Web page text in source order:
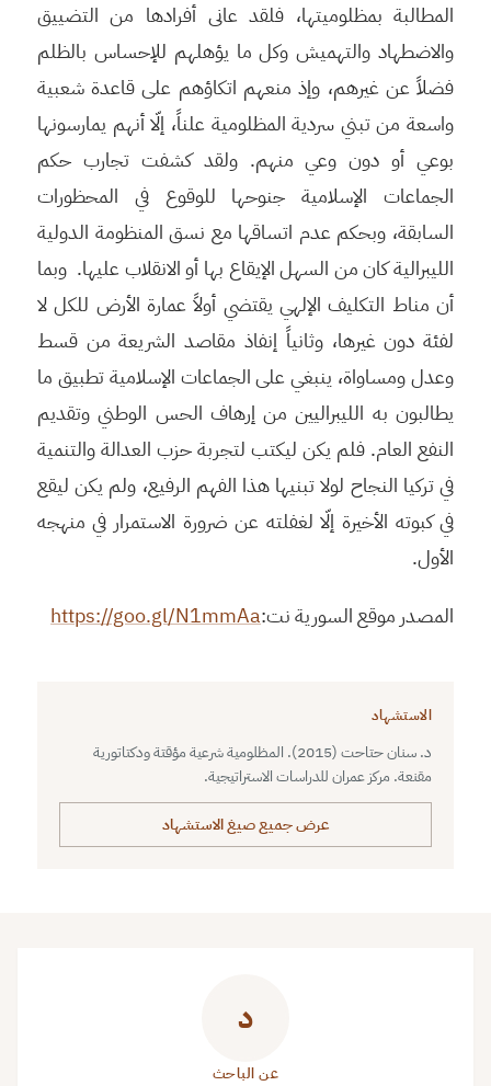
المطالبة بمظلوميتها، فلقد عانى أفرادها من التضييق
والاضطهاد والتهميش وكل ما يؤهلهم للإحساس بالظلم
فضلاً عن غيرهم، وإذ منعهم اتكاؤهم على قاعدة شعبية
واسعة من تبني سردية المظلومية علناً، إلّا أنهم يمارسونها
بوعي أو دون وعي منهم. ولقد كشفت تجارب حكم
الجماعات الإسلامية جنوحها للوقوع في المحظورات
السابقة، وبحكم عدم اتساقها مع نسق المنظومة الدولية
الليبرالية كان من السهل الإيقاع بها أو الانقلاب عليها. وبما
أن مناط التكليف الإلهي يقتضي أولاً عمارة الأرض للكل لا
لفئة دون غيرها، وثانياً إنفاذ مقاصد الشريعة من قسط
وعدل ومساواة، ينبغي على الجماعات الإسلامية تطبيق ما
يطالبون به الليبراليين من إرهاف الحس الوطني وتقديم
النفع العام. فلم يكن ليكتب لتجربة حزب العدالة والتنمية
في تركيا النجاح لولا تبنيها هذا الفهم الرفيع، ولم يكن ليقع
في كبوته الأخيرة إلّا لغفلته عن ضرورة الاستمرار في منهجه
الأول.
المصدر موقع السورية نت:https://goo.gl/N1mmAa
الاستشهاد
د. سنان حتاحت (2015). المظلومية شرعية مؤقتة ودكتاتورية
مقنعة. مركز عمران للدراسات الاستراتيجية.
عرض جميع صيغ الاستشهاد
د
عن الباحث